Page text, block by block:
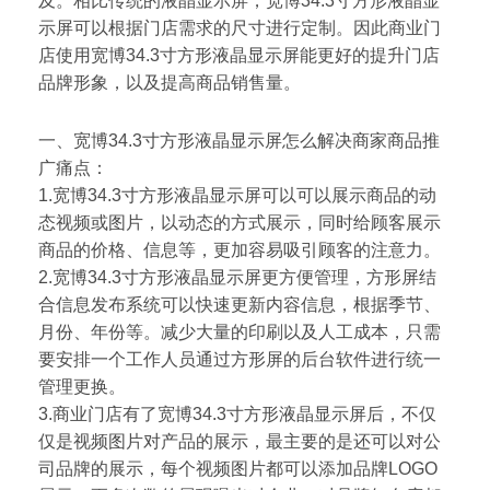
示屏可以根据门店需求的尺寸进行定制。因此商业门
店使用宽博34.3寸方形液晶显示屏能更好的提升门店
品牌形象，以及提高商品销售量。
一、宽博34.3寸方形液晶显示屏怎么解决商家商品推
广痛点：
1.宽博34.3寸方形液晶显示屏可以可以展示商品的动
态视频或图片，以动态的方式展示，同时给顾客展示
商品的价格、信息等，更加容易吸引顾客的注意力。
2.宽博34.3寸方形液晶显示屏更方便管理，方形屏结
合信息发布系统可以快速更新内容信息，根据季节、
月份、年份等。减少大量的印刷以及人工成本，只需
要安排一个工作人员通过方形屏的后台软件进行统一
管理更换。
3.商业门店有了宽博34.3寸方形液晶显示屏后，不仅
仅是视频图片对产品的展示，最主要的是还可以对公
司品牌的展示，每个视频图片都可以添加品牌LOGO